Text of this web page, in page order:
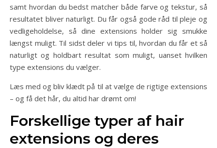
samt hvordan du bedst matcher både farve og tekstur, så
resultatet bliver naturligt. Du får også gode råd til pleje og
vedligeholdelse, så dine extensions holder sig smukke
længst muligt. Til sidst deler vi tips til, hvordan du får et så
naturligt og holdbart resultat som muligt, uanset hvilken
type extensions du vælger.
Læs med og bliv klædt på til at vælge de rigtige extensions
– og få det hår, du altid har drømt om!
Forskellige typer af hair
extensions og deres